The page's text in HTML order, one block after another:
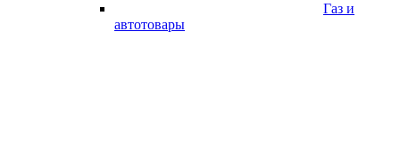
Газ и
автотовары